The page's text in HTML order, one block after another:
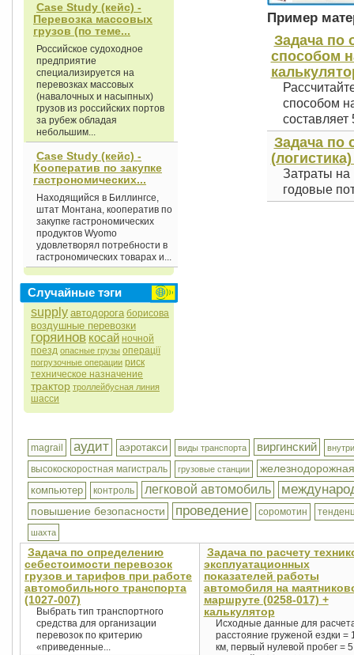
Case Study (кейс) -
Перевозка массовых
грузов (по теме...
Российское судоходное
предприятие
специализируется на
перевозках массовых
(навалочных и насыпных)
грузов из российских портов
за рубеж обладая
небольшим...
Case Study (кейс) -
Кооператив по закупке
гастрономических...
Находящийся в Биллингсе,
штат Монтана, кооператив по
закупке гастрономических
продуктов Wyomo
удовлетворял потребности в
гастрономических товарах и...
Случайные тэги
supply автодорога борисова
воздушные перевозки
горяинов косай ночной
поезд опасные грузы операції
погрузочные операции риск
техническое назначение
трактор троллейбусная линия
шасси
Пример
Задача по
способом
способом
составляет
Задача по
Затраты на
годовые
magrail аудит аэротакси виды транспорта виргинский
высокоскоростная магистраль грузовые станции
компьютер контроль легковой автомобиль
повышение безопасности проведение соромотин
шахта
Задача по определению
себестоимости перевозок
грузов и тарифов при работе
автомобильного транспорта
(1027-007)
Выбрать тип транспортного
средства для организации
перевозок по критерию
«приведенные...
Задача по расчету
эксплуатационных
показателей работы
автомобиля на
маршруте (0258-017) +
калькулятор
Исходные данные для
расстояние груженой ездки =
км, первый нулевой пробег =